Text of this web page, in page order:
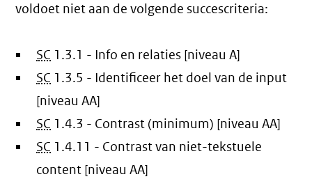
voldoet niet aan de volgende succescriteria:
SC 1.3.1 - Info en relaties [niveau A]
SC 1.3.5 - Identificeer het doel van de input
[niveau AA]
SC 1.4.3 - Contrast (minimum) [niveau AA]
SC 1.4.11 - Contrast van niet-tekstuele
content [niveau AA]